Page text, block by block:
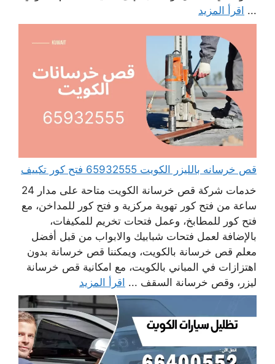
... اقرأ المزيد
قص خرسانه بالليزر الكويت 65932555 فتح كور تكييف
خدمات شركة قص خرسانة الكويت متاحة على مدار 24
ساعة من فتح كور تهوية مركزية و فتح كور للمداخن، مع
فتح كور للمطابخ، وعمل فتحات تخريم للمكيفات،
بالإضافة لعمل فتحات شبابيك والابواب من قبل أفضل
معلم قص خرسانة بالكويت، ويمكننا قص خرسانة بدون
اهتزازات في المباني بالكويت، مع امكانية قص خرسانة
ليزر، وقص خرسانة السقف ... اقرأ المزيد